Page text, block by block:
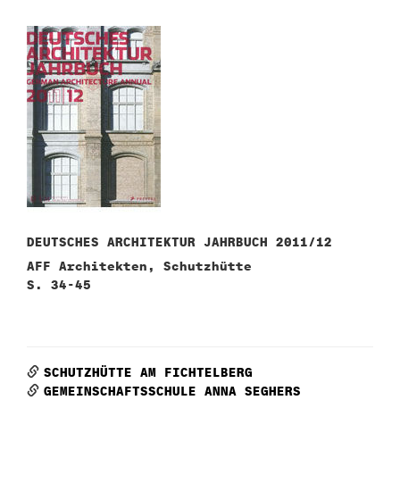
DEUTSCHES ARCHITEKTUR JAHRBUCH 2011/12
AFF Architekten, Schutzhütte
S. 34-45
SCHUTZHÜTTE AM FICHTELBERG
GEMEINSCHAFTSSCHULE ANNA SEGHERS